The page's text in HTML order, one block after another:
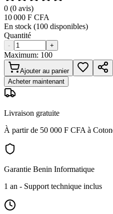
0 (0 avis)
10 000 F CFA
En stock (100 disponibles)
Quantité
- +
Maximum: 100
Ajouter au panier
Acheter maintenant
Livraison gratuite
À partir de 50 000 F CFA à
Garantie Benin Informatique
1 an - Support technique inclus